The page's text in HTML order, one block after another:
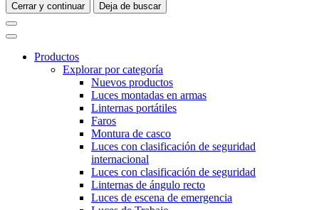
Cerrar y continuar Deja de buscar
Productos
Explorar por categoría
Nuevos productos
Luces montadas en armas
Linternas portátiles
Faros
Montura de casco
Luces con clasificación de seguridad
internacional
Luces con clasificación de seguridad
Linternas de ángulo recto
Luces de escena de emergencia